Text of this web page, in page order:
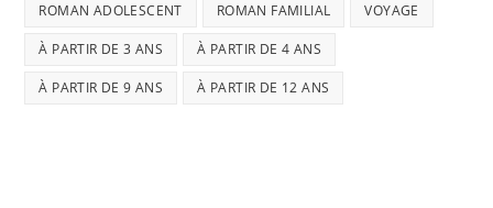
ROMAN ADOLESCENT ROMAN FAMILIAL VOYAGE
À PARTIR DE 3 ANS À PARTIR DE 4 ANS
À PARTIR DE 9 ANS À PARTIR DE 12 ANS